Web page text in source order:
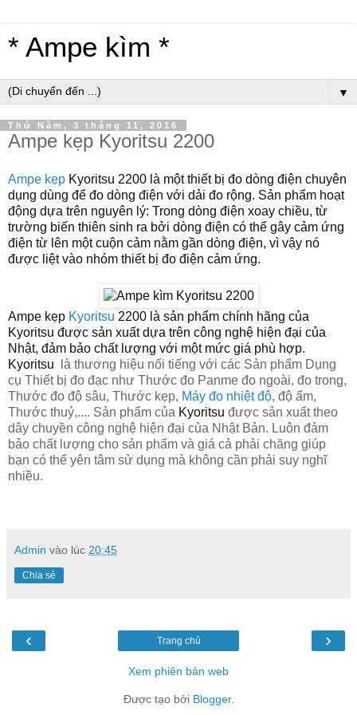
* Ampe kìm *
▼
Thứ Năm, 3 tháng 11, 2016
Ampe kẹp Kyoritsu 2200
Ampe kẹp Kyoritsu 2200 là một thiết bị đo dòng điện chuyên
dụng dùng để đo dòng điện với dải đo rộng. Sản phẩm hoạt
động dựa trên nguyên lý: Trong dòng điện xoay chiều, từ
trường biến thiên sinh ra bởi dòng điện có thể gây cảm ứng
điện từ lên một cuộn cảm nằm gần dòng điện, vì vậy nó
được liệt vào nhóm thiết bị đo điện cảm ứng.
Ampe kẹp Kyoritsu 2200 là sản phẩm chính hãng của
Kyoritsu được sản xuất dựa trên công nghệ hiện đại của
Nhật, đảm bảo chất lượng với một mức giá phù hợp.
Kyoritsu
là thương hiệu nổi tiếng với các Sản phẩm Dụng
cụ Thiết bị đo đạc như Thước đo Panme đo ngoài, đo trong,
Thước đo độ sâu, Thước kẹp, Máy đo nhiệt độ, độ ẩm,
Thước thuỷ,.... Sản phẩm của Kyoritsu được sản xuất theo
dây chuyền công nghệ hiện đại của Nhật Bản. Luôn đảm
bảo chất lượng cho sản phẩm và giá cả phải chăng giúp
bạn có thể yên tâm sử dụng mà không cần phải suy nghĩ
nhiều.
Admin vào lúc 20:45
Chia sẻ
‹ ›
Trang chủ
Xem phiên bản web
Được tạo bởi Blogger.